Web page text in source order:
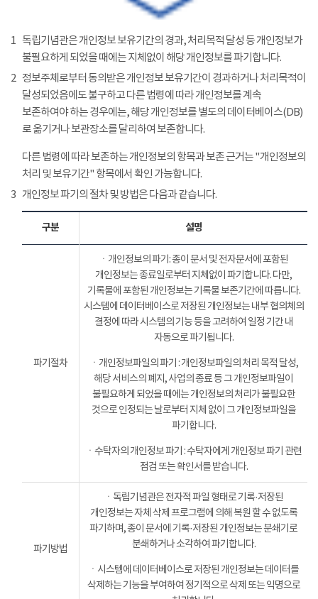
1 독립기념관은 개인정보 보유기간의 경과, 처리목적 달성 등 개인정보가
불필요하게 되었을 때에는 지체없이 해당 개인정보를 파기합니다.
2 정보주체로부터 동의받은 개인정보 보유기간이 경과하거나 처리목적이
달성되었음에도 불구하고 다른 법령에 따라 개인정보를 계속
보존하여야 하는 경우에는, 해당 개인정보를 별도의 데이터베이스(DB)
로 옮기거나 보관장소를 달리하여 보존합니다.
다른 법령에 따라 보존하는 개인정보의 항목과 보존 근거는 "개인정보의
처리 및 보유기간" 항목에서 확인 가능합니다.
3 개인정보 파기의 절차 및 방법은 다음과 같습니다.
구분 설명
파기절차
ㆍ개인정보의 파기: 종이 문서 및 전자문서에 포함된
개인정보는 종료일로부터 지체없이 파기합니다. 다만,
기록물에 포함된 개인정보는 기록물 보존기간에 따릅니다.
시스템에 데이터베이스로 저장된 개인정보는 내부 협의체의
결정에 따라 시스템의 기능 등을 고려하여 일정 기간 내
자동으로 파기됩니다.
ㆍ개인정보파일의 파기 : 개인정보파일의 처리 목적 달성,
해당 서비스의 폐지, 사업의 종료 등 그 개인정보파일이
불필요하게 되었을 때에는 개인정보의 처리가 불필요한
것으로 인정되는 날로부터 지체 없이 그 개인정보파일을
파기합니다.
ㆍ수탁자의 개인정보 파기 : 수탁자에게 개인정보 파기 관련
점검 또는 확인서를 받습니다.
파기방법
ㆍ독립기념관은 전자적 파일 형태로 기록·저장된
개인정보는 자체 삭제 프로그램에 의해 복원 할 수 없도록
파기하며, 종이 문서에 기록·저장된 개인정보는 분쇄기로
분쇄하거나 소각하여 파기합니다.
ㆍ시스템에 데이터베이스로 저장된 개인정보는 데이터를
삭제하는 기능을 부여하여 정기적으로 삭제 또는 익명으로